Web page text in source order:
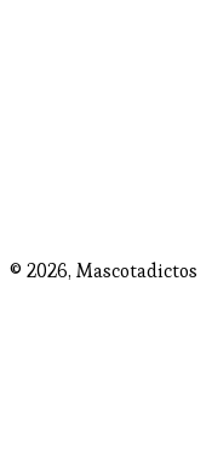
© 2026, Mascotadictos